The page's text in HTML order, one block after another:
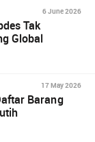
6 June 2026
Tak
Global
17 May 2026
Barang